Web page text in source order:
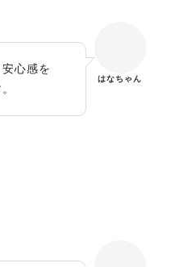
心感を
はなちゃん